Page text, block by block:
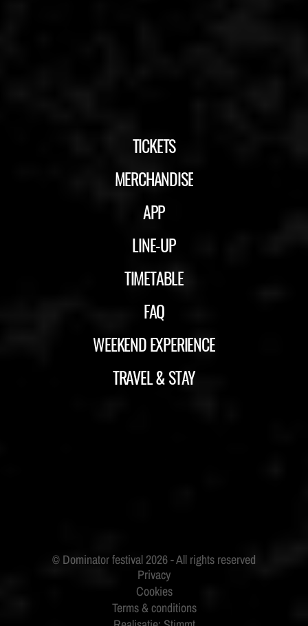
TICKETS
MERCHANDISE
APP
LINE-UP
TIMETABLE
FAQ
WEEKEND EXPERIENCE
TRAVEL & STAY
Privacy
Cookies
Terms & conditions